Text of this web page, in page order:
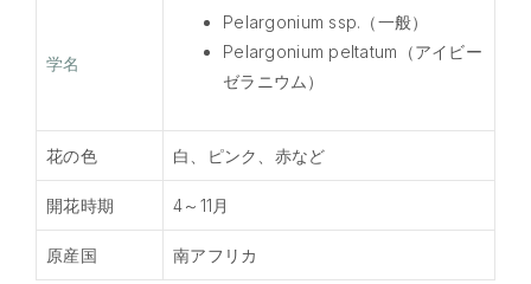
学名
Pelargonium ssp.（一般）
Pelargonium peltatum（アイビー
ゼラニウム）
花の色 白、ピンク、赤など
開花時期 4～11月
原産国 南アフリカ